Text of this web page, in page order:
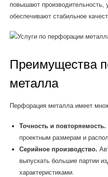
повышают
обеспечивают стабильное
Преимущества
металла
Перфорация металла имеет
Точность и повторяемость.
проектным размерам и
Серийное производство.
выпускать большие партии
характеристиками.